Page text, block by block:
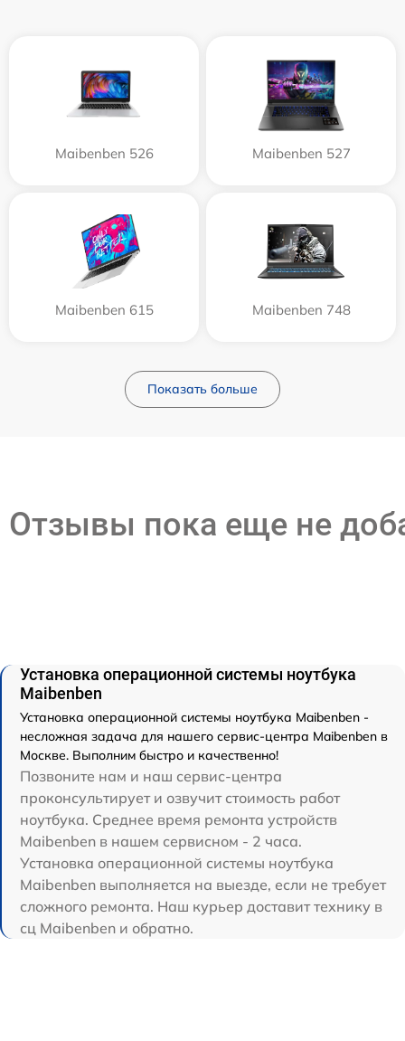
Maibenben 526 Maibenben 527
Maibenben 615 Maibenben 748
Показать больше
Отзывы пока еще не
Установка операционной системы ноутбука
Maibenben
Установка операционной системы ноутбука Maibenben -
несложная задача для нашего сервис-центра Maibenben в
Москве. Выполним быстро и качественно!
Позвоните нам и наш сервис-центра
проконсультирует и озвучит стоимость работ
ноутбука. Среднее время ремонта устройств
Maibenben в нашем сервисном - 2 часа.
Установка операционной системы ноутбука
Maibenben выполняется на выезде, если не требует
сложного ремонта. Наш курьер доставит технику в
сц Maibenben и обратно.